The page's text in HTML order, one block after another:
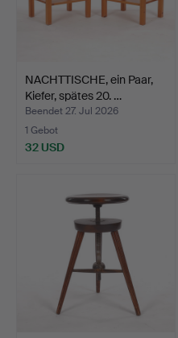
NACHTTISCHE, ein Paar,
Kiefer, spätes 20. …
Beendet 27. Jul 2026
1 Gebot
32 USD